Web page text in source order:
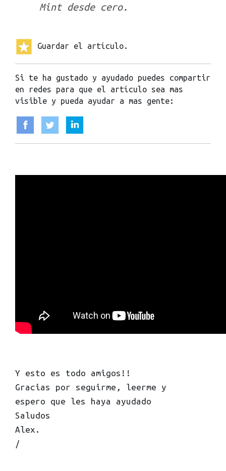
Mint desde cero.
Guardar el artículo.
Si te ha gustado y ayudado puedes compartir
en redes para que el artículo sea mas
visible y pueda ayudar a mas gente:
Y esto es todo amigos!!
Gracias por seguirme, leerme y
espero que les haya ayudado
Saludos
Alex.
/